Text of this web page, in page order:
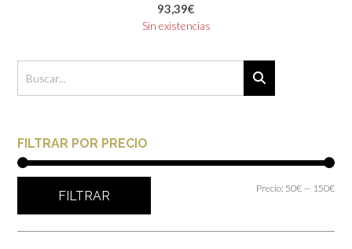
93,39€
Sin existencias
FILTRAR POR PRECIO
FILTRAR
Precio: 50€ — 150€